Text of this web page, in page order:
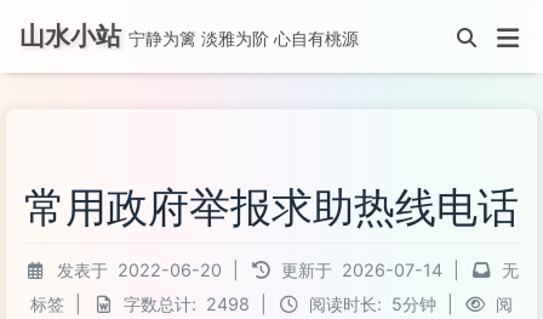
山水小站 宁静为篱 淡雅为阶 心自有桃源
常用政府举报求助热线电话
发表于 2022-06-20 更新于 2026-07-14
无
标签
字数总计: 2498 阅读时长: 5分钟
阅